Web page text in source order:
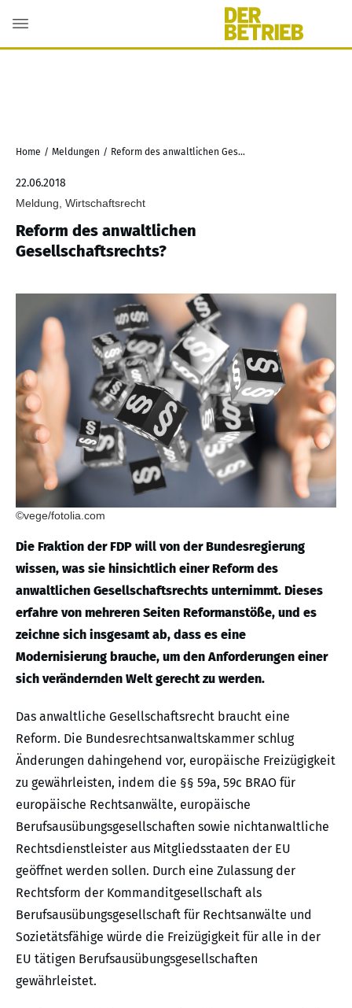
Home / Meldungen / Reform des anwaltlichen Gesellschaftsrechts?
22.06.2018
Meldung, Wirtschaftsrecht
Reform des anwaltlichen
Gesellschaftsrechts?
©vege/fotolia.com
Die Fraktion der FDP will von der Bundesregierung
wissen, was sie hinsichtlich einer Reform des
anwaltlichen Gesellschaftsrechts unternimmt. Dieses
erfahre von mehreren Seiten Reformanstöße, und es
zeichne sich insgesamt ab, dass es eine
Modernisierung brauche, um den Anforderungen einer
sich verändernden Welt gerecht zu werden.
Das anwaltliche Gesellschaftsrecht braucht eine
Reform. Die Bundesrechtsanwaltskammer schlug
Änderungen dahingehend vor, europäische Freizügigkeit
zu gewährleisten, indem die §§ 59a, 59c BRAO für
europäische Rechtsanwälte, europäische
Berufsausübungsgesellschaften sowie nichtanwaltliche
Rechtsdienstleister aus Mitgliedsstaaten der EU
geöffnet werden sollen. Durch eine Zulassung der
Rechtsform der Kommanditgesellschaft als
Berufsausübungsgesellschaft für Rechtsanwälte und
Sozietätsfähige würde die Freizügigkeit für alle in der
EU tätigen Berufsausübungsgesellschaften
gewährleistet.